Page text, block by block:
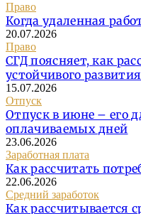
Право
Когда удаленная
20.07.2026
Право
СГД поясняет, как
устойчивого развития
15.07.2026
Отпуск
Отпуск в июне – его
оплачиваемых дней
23.06.2026
Заработная плата
Как рассчитать
22.06.2026
Средний заработок
Как рассчитывается